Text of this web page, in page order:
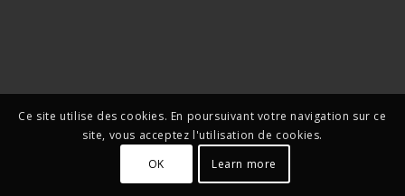
Ce site utilise des cookies. En poursuivant votre navigation sur ce
site, vous acceptez l'utilisation de cookies.
OK
Learn more